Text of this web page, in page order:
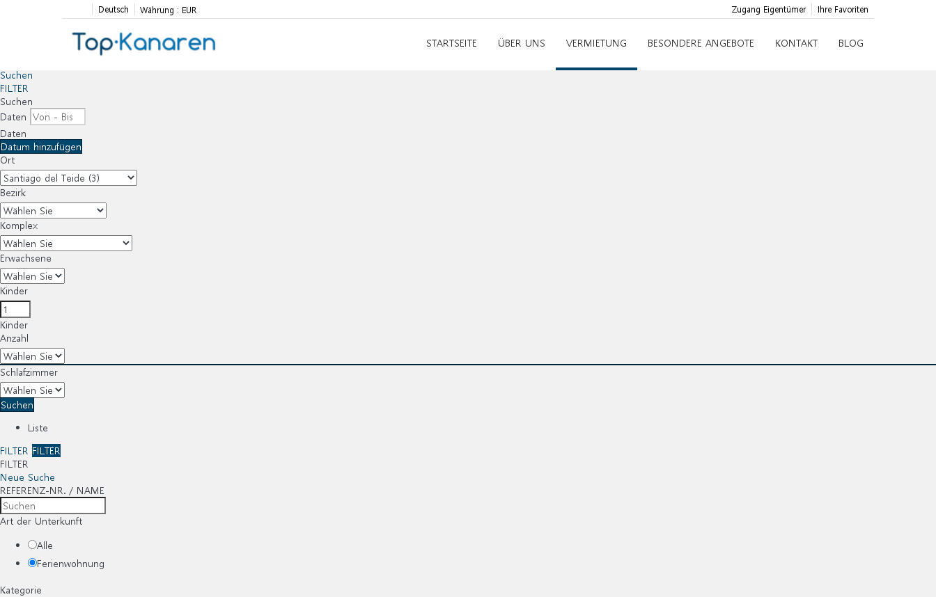
Deutsch Währung : EUR Ihre Favoriten
Zugang Eigentümer
STARTSEITE ÜBER UNS VERMIETUNG BESONDERE ANGEBOTE KONTAKT BLOG
Suchen
FILTER
Suchen
Daten
Daten
Datum hinzufügen
Ort
Bezirk
Komplex
Erwachsene
Kinder
Kinder
Anzahl
Schlafzimmer
Suchen
Liste
FILTER FILTER
FILTER
Neue Suche
REFERENZ-NR. / NAME
Art der Unterkunft
Alle
Ferienwohnung
Kategorie